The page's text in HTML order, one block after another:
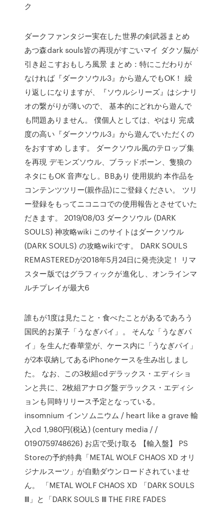
ク
ダークファンタジー実在した世界の剣武器まとめ
あつ森dark souls皆の再現がすごいマイ ダクソ脳が
引き起こすおもしろ風景 まとめ：特にこだわりが
なければ『ダークソウル3』から遊んでもOK！ 繰
り返しになりますが、『ソウルシリーズ』はシナリ
オの繋がりが薄いので、 基本的にどれから遊んで
も問題ありません。 僕個人としては、やはり 完成
度の高い『ダークソウル3』から遊んでいただくの
をおすすめ します。 ダークソウル風のテロップ集
を再現 デモンズソウル、ブラッドボーン、隻狼の
ネタにもOK 音声なし。BBあり 使用規約 本作品を
コンテンツツリー(親作品)にご登録ください。 ツリ
ー登録をもってニコニコでの使用報告とさせていた
だきます。 2019/08/03 ダークソウル (DARK
SOULS) 神攻略wiki このサイトはダークソウル
(DARK SOULS) の攻略wikiです。 DARK SOULS
REMASTEREDが2018年5月24日に発売決定！ リマ
スター版ではグラフィックが進化し、オンラインマ
ルチプレイが最大6
誰もが1度は見たこと・食べたことがあるであろう
国民的お菓子「うなぎパイ」。 そんな「うなぎパ
イ」を生んだ春華堂が、ケース内に「うなぎパイ」
が2本収納してあるiPhoneケースを生み出しまし
た。 なお、この3枚組cdデラックス・エディショ
ンと共に、2枚組アナログ盤デラックス・エディシ
ョンも同時リリース予定となっている。
insomnium インソムニウム / heart like a grave 輸
入cd 1,980円(税込) (century media / /
0190759748626) お店で受け取る 【輸入盤】 PS
Storeの予約特典「METAL WOLF CHAOS XD オリ
ジナルスーツ」が自動ダウンロードされていませ
ん。 「METAL WOLF CHAOS XD 「DARK SOULS
Ⅲ」と「DARK SOULS Ⅲ THE FIRE FADES